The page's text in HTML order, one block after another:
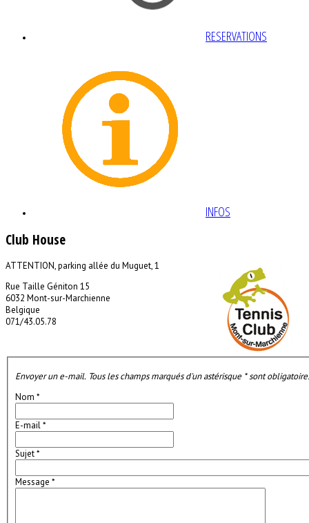
RESERVATIONS
INFOS
Club House
ATTENTION, parking allée du Muguet, 1
Rue Taille Géniton 15
6032 Mont-sur-Marchienne
Belgique
071/43.05.78
Envoyer un e-mail. Tous les champs marqués d'un astérisque * sont
Nom *
E-mail*
Sujet*
Message *